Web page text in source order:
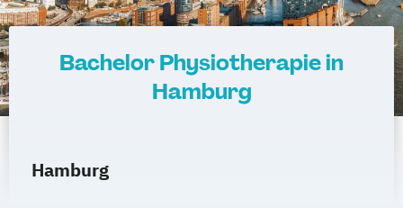
Bachelor Physiotherapie in
Hamburg
Hamburg